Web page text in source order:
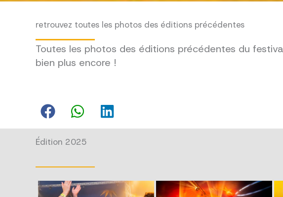
retrouvez toutes les photos des éditions précédentes
Toutes les photos des éditions précédentes du
bien plus encore !
Édition 2025